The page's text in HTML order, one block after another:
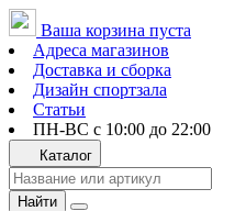
Ваша корзина пуста
Адреса магазинов
Доставка и сборка
Дизайн спортзала
Статьи
ПН-ВС с 10:00 до 22:00
Каталог
Найти